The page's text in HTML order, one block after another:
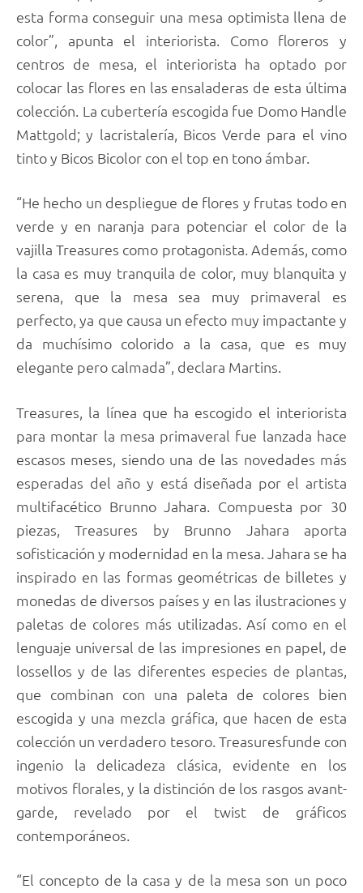
esta forma conseguir una mesa optimista llena de
color”, apunta el interiorista. Como floreros y
centros de mesa, el interiorista ha optado por
colocar las flores en las ensaladeras de esta última
colección. La cubertería escogida fue Domo Handle
Mattgold; y lacristalería, Bicos Verde para el vino
tinto y Bicos Bicolor con el top en tono ámbar.
“He hecho un despliegue de flores y frutas todo en
verde y en naranja para potenciar el color de la
vajilla Treasures como protagonista. Además, como
la casa es muy tranquila de color, muy blanquita y
serena, que la mesa sea muy primaveral es
perfecto, ya que causa un efecto muy impactante y
da muchísimo colorido a la casa, que es muy
elegante pero calmada”, declara Martins.
Treasures, la línea que ha escogido el interiorista
para montar la mesa primaveral fue lanzada hace
escasos meses, siendo una de las novedades más
esperadas del año y está diseñada por el artista
multifacético Brunno Jahara. Compuesta por 30
piezas, Treasures by Brunno Jahara aporta
sofisticación y modernidad en la mesa. Jahara se ha
inspirado en las formas geométricas de billetes y
monedas de diversos países y en las ilustraciones y
paletas de colores más utilizadas. Así como en el
lenguaje universal de las impresiones en papel, de
lossellos y de las diferentes especies de plantas,
que combinan con una paleta de colores bien
escogida y una mezcla gráfica, que hacen de esta
colección un verdadero tesoro. Treasuresfunde con
ingenio la delicadeza clásica, evidente en los
motivos florales, y la distinción de los rasgos avant-
garde, revelado por el twist de gráficos
contemporáneos.
“El concepto de la casa y de la mesa son un poco